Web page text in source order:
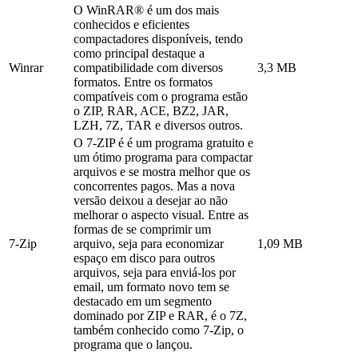
Winrar
O WinRAR® é um dos mais
conhecidos e eficientes
compactadores disponíveis, tendo
como principal destaque a
compatibilidade com diversos
formatos. Entre os formatos
compatíveis com o programa estão
o ZIP, RAR, ACE, BZ2, JAR,
LZH, 7Z, TAR e diversos outros.
3,3 MB
7-Zip
O 7-ZIP é é um programa gratuito e
um ótimo programa para compactar
arquivos e se mostra melhor que os
concorrentes pagos. Mas a nova
versão deixou a desejar ao não
melhorar o aspecto visual. Entre as
formas de se comprimir um
arquivo, seja para economizar
espaço em disco para outros
arquivos, seja para enviá-los por
email, um formato novo tem se
destacado em um segmento
dominado por ZIP e RAR, é o 7Z,
também conhecido como 7-Zip, o
programa que o lançou.
1,09 MB